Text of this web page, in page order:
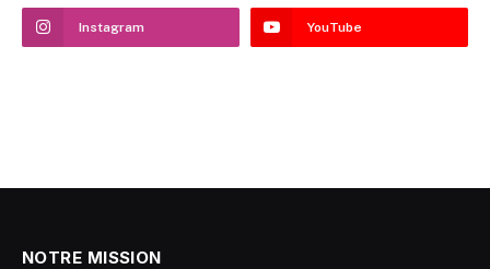
Instagram YouTube
NOTRE MISSION